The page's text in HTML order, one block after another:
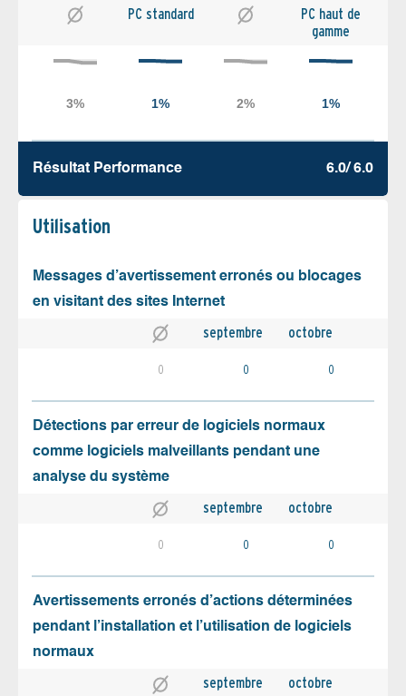
PC standard
PC haut de
gamme
Résultat Performance 6.0/ 6.0
Utilisation
Messages d’avertissement erronés ou blocages
en visitant des sites Internet
septembre octobre
0 0 0
Détections par erreur de logiciels normaux
comme logiciels malveillants pendant une
analyse du système
septembre octobre
0 0 0
Avertissements erronés d’actions déterminées
pendant l’installation et l’utilisation de logiciels
normaux
septembre octobre